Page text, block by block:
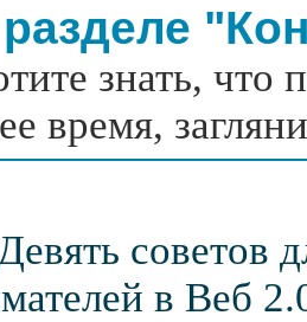
знать, что
время,
советов
в Веб